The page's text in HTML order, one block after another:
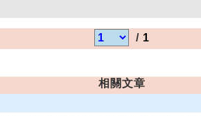
/ 1
相關文章